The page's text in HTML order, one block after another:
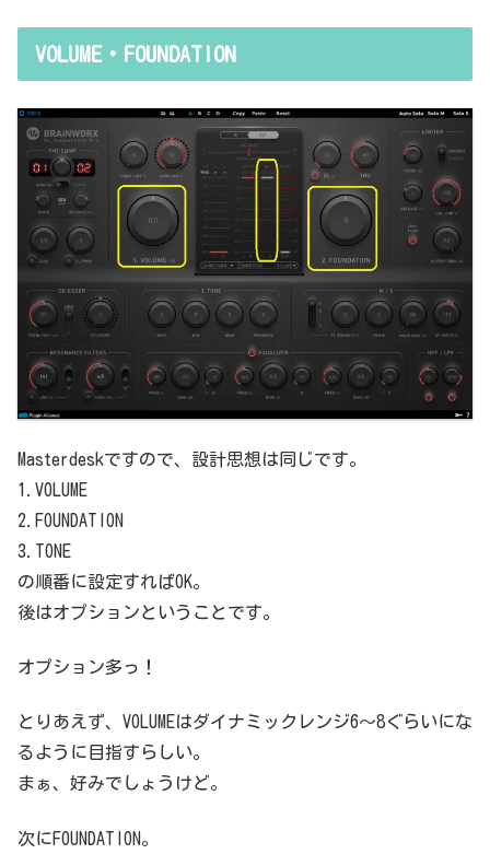
VOLUME・FOUNDATION
Masterdeskですので、設計思想は同じです。
1.VOLUME
2.FOUNDATION
3.TONE
の順番に設定すればOK。
後はオプションということです。
オプション多っ！
とりあえず、VOLUMEはダイナミックレンジ6～8ぐらいにな
るように目指すらしい。
まぁ、好みでしょうけど。
次にFOUNDATION。